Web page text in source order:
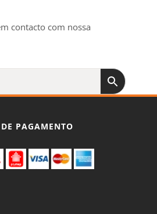
contacto com nossa
PAGAMENTO